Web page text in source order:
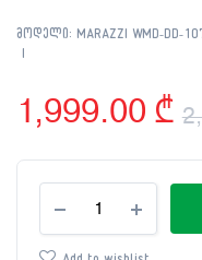
მოდელი: MARAZZI WMD-DD-
1,999.00 ₾
სარეცხი+საშრობი
მანქანა
10კგ/7კგ
MARAZZI